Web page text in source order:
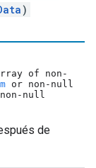
)
of non-
or non-null
null
de